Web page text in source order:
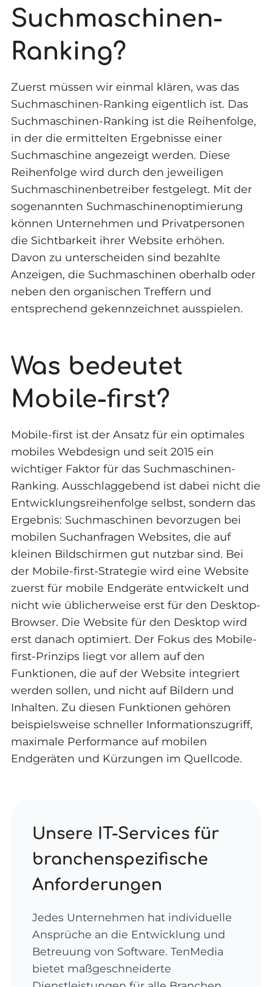
Suchmaschinen-
Ranking?
Zuerst müssen wir einmal klären, was das
Suchmaschinen-Ranking eigentlich ist. Das
Suchmaschinen-Ranking ist die Reihenfolge,
in der die ermittelten Ergebnisse einer
Suchmaschine angezeigt werden. Diese
Reihenfolge wird durch den jeweiligen
Suchmaschinenbetreiber festgelegt. Mit der
sogenannten Suchmaschinenoptimierung
können Unternehmen und Privatpersonen
die Sichtbarkeit ihrer Website erhöhen.
Davon zu unterscheiden sind bezahlte
Anzeigen, die Suchmaschinen oberhalb oder
neben den organischen Treffern und
entsprechend gekennzeichnet ausspielen.
Was bedeutet
Mobile-first?
Mobile-first ist der Ansatz für ein optimales
mobiles Webdesign und seit 2015 ein
wichtiger Faktor für das Suchmaschinen-
Ranking. Ausschlaggebend ist dabei nicht die
Entwicklungsreihenfolge selbst, sondern das
Ergebnis: Suchmaschinen bevorzugen bei
mobilen Suchanfragen Websites, die auf
kleinen Bildschirmen gut nutzbar sind. Bei
der Mobile-first-Strategie wird eine Website
zuerst für mobile Endgeräte entwickelt und
nicht wie üblicherweise erst für den Desktop-
Browser. Die Website für den Desktop wird
erst danach optimiert. Der Fokus des Mobile-
first-Prinzips liegt vor allem auf den
Funktionen, die auf der Website integriert
werden sollen, und nicht auf Bildern und
Inhalten. Zu diesen Funktionen gehören
beispielsweise schneller Informationszugriff,
maximale Performance auf mobilen
Endgeräten und Kürzungen im Quellcode.
Unsere IT-Services für
branchenspezifische
Anforderungen
Jedes Unternehmen hat individuelle
Ansprüche an die Entwicklung und
Betreuung von Software. TenMedia
bietet maßgeschneiderte